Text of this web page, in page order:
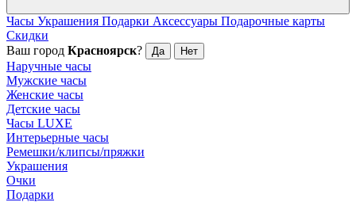
Часы Украшения Подарки Аксессуары Подарочные карты
Скидки
Ваш город Красноярск? Да Нет
Наручные часы
Мужские часы
Женские часы
Детские часы
Часы LUXE
Интерьерные часы
Ремешки/клипсы/пряжки
Украшения
Очки
Подарки